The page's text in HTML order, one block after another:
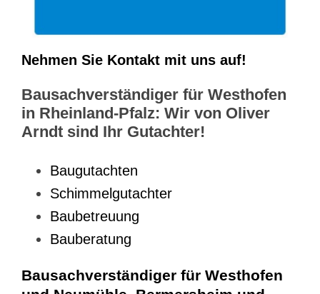
Nehmen Sie Kontakt mit uns auf!
Bausachverständiger für Westhofen
in Rheinland-Pfalz: Wir von Oliver
Arndt sind Ihr Gutachter!
Baugutachten
Schimmelgutachter
Baubetreuung
Bauberatung
Bausachverständiger für Westhofen